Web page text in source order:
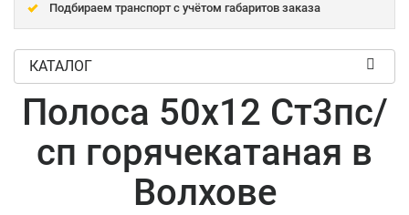
Подбираем транспорт с учётом габаритов заказа
КАТАЛОГ
Полоса 50x12 Ст3пс/
сп горячекатаная в
Волхове